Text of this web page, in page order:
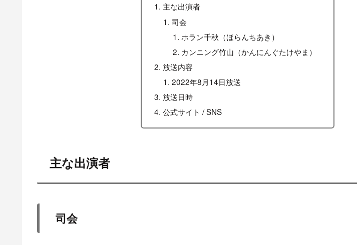
主な出演者
司会
ホラン千秋（ほらんちあき）
カンニング竹山（かんにんぐたけやま）
放送内容
2022年8月14日放送
放送日時
公式サイト / SNS
主な出演者
司会